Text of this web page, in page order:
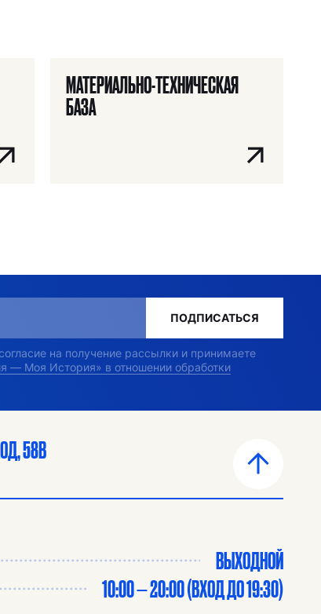
МАТЕРИАЛЬНО-ТЕХНИЧЕСКАЯ
БАЗА
ПОДПИСАТЬСЯ
на получение рассылки и принимаете
— Моя История» в отношении обработки
58В
ВЫХОДНОЙ
10:00 — 20:00 (ВХОД ДО 19:30)